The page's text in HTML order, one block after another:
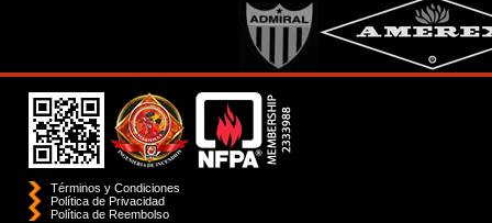
Términos y Condiciones
Política de Privacidad
Polí­tica de Reembolso